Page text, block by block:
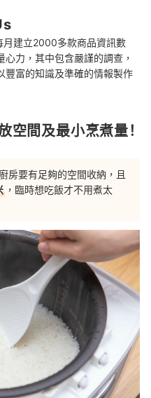
格，以大品牌為優先
建立2000多款商品資訊數
力，其中包含嚴謹的調查，
豐富的知識及準確的情報製作
空間及最小烹煮量！
房要有足夠的空間收納，且
，臨時想吃飯才不用煮太